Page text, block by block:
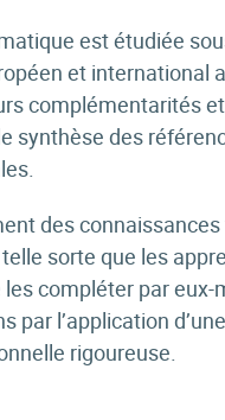
est étudiée
et international
complémentarités
synthèse des
des
sorte que les
compléter par eux-
par l’application
rigoureuse.